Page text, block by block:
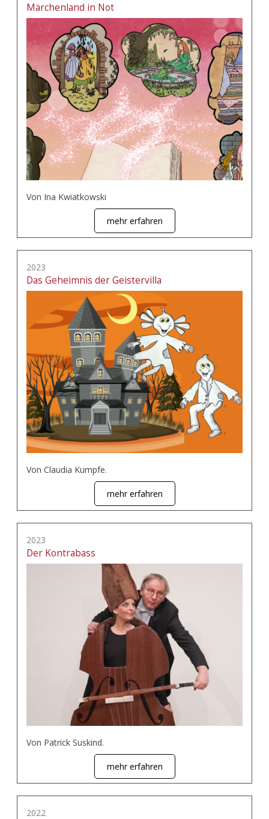
Märchenland in Not
Von Ina Kwiatkowski
mehr erfahren
2023
Das Geheimnis der Geistervilla
Von Claudia Kumpfe.
mehr erfahren
2023
Der Kontrabass
Von Patrick Suskind.
mehr erfahren
2022